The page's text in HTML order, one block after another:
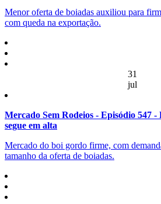
Menor oferta de boiadas auxiliou para
com queda na exportação.
31
jul
Mercado Sem Rodeios - Episódio 547
segue em alta
Mercado do boi gordo firme, com
tamanho da oferta de boiadas.